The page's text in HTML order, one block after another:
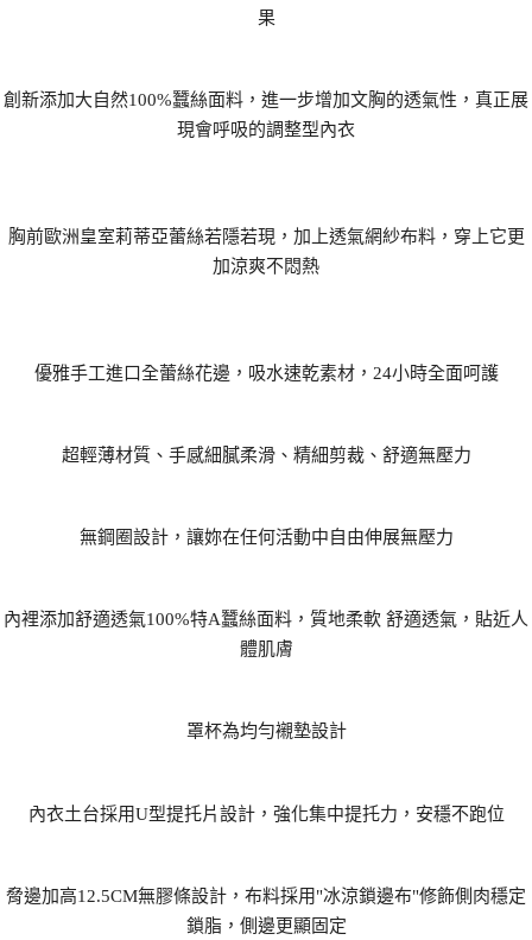
國際配送 查看運費
果
創新添加大自然100%蠶絲面料，進一步增加文胸的透氣性，真正展
現會呼吸的調整型內衣
胸前歐洲皇室莉蒂亞蕾絲若隱若現，加上透氣網紗布料，穿上它更
加涼爽不悶熱
優雅手工進口全蕾絲花邊，吸水速乾素材，24小時全面呵護
超輕薄材質、手感細膩柔滑、精細剪裁、舒適無壓力
無鋼圈設計，讓妳在任何活動中自由伸展無壓力
內裡添加舒適透氣100%特A蠶絲面料，質地柔軟 舒適透氣，貼近人
體肌膚
罩杯為均勻襯墊設計
內衣土台採用U型提托片設計，強化集中提托力，安穩不跑位
脅邊加高12.5CM無膠條設計，布料採用"冰涼鎖邊布"修飾側肉穩定
鎖脂，側邊更顯固定